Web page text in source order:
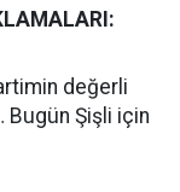
değerli
Bugün Şişli için